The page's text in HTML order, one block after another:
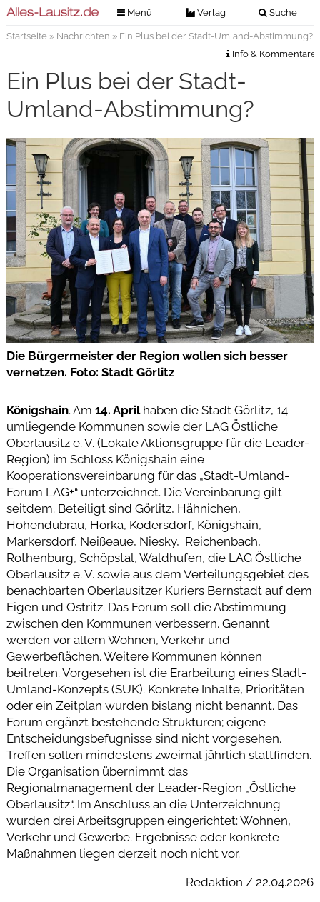
Menü Verlag Suche
Verlag
Kontakt
Impressum
Nachrichten
Veranstaltungstickets
Anzeigensuche
Digitale Ausgaben
Startseite» Nachrichten » Ein Plus bei der Stadt-Umland-Abstimmung?
Info & Kommentare
Ein Plus bei der Stadt-
Umland-Abstimmung?
Die Bürgermeister der Region wollen sich besser
vernetzen. Foto: Stadt Görlitz
Königshain. Am 14. Aprilhaben die Stadt Görlitz, 14
umliegende Kommunen sowie der LAG Östliche
Oberlausitz e. V. (Lokale Aktionsgruppe für die Leader-
Region) im Schloss Königshain eine
Kooperationsvereinbarung für das „Stadt-Umland-
Forum LAG+“ unterzeichnet. Die Vereinbarung gilt
seitdem. Beteiligt sind Görlitz, Hähnichen,
Hohendubrau, Horka, Kodersdorf, Königshain,
Markersdorf, Neißeaue, Niesky, Reichenbach,
Rothenburg, Schöpstal, Waldhufen, die LAG Östliche
Oberlausitz e. V. sowie aus dem Verteilungsgebiet des
benachbarten Oberlausitzer Kuriers Bernstadt auf dem
Eigen und Ostritz. Das Forum soll die Abstimmung
zwischen den Kommunen verbessern. Genannt
werden vor allem Wohnen, Verkehr und
Gewerbeflächen. Weitere Kommunen können
beitreten. Vorgesehen ist die Erarbeitung eines Stadt-
Umland-Konzepts (SUK). Konkrete Inhalte, Prioritäten
oder ein Zeitplan wurden bislang nicht benannt. Das
Forum ergänzt bestehende Strukturen; eigene
Entscheidungsbefugnisse sind nicht vorgesehen.
Treffen sollen mindestens zweimal jährlich stattfinden.
Die Organisation übernimmt das
Regionalmanagement der Leader-Region „Östliche
Oberlausitz“. Im Anschluss an die Unterzeichnung
wurden drei Arbeitsgruppen eingerichtet: Wohnen,
Verkehr und Gewerbe. Ergebnisse oder konkrete
Maßnahmen liegen derzeit noch nicht vor.
Redaktion / 22.04.2026